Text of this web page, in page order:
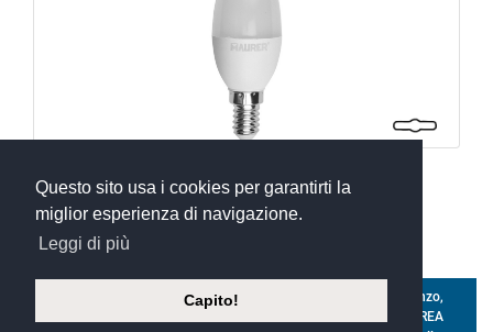
Questo sito usa i cookies per garantirti la
miglior esperienza di navigazione.
Leggi di più
Capito!
- silvio andrighetti s.r.l. a socio unico - Via Isonzo,
2 - 35028 - Piove di Sacco (PD) - ITALY - P.IVA 00221260284 - REA